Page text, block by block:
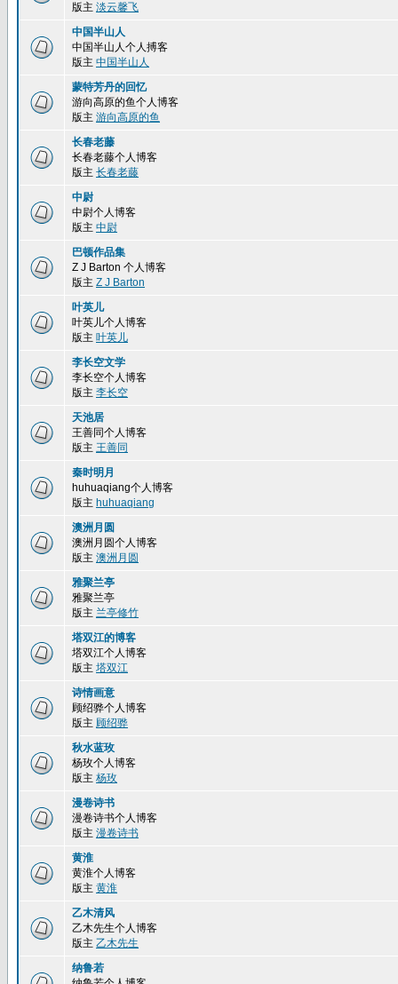
版主 淡云馨飞
中国半山人
中国半山人个人搏客
版主 中国半山人
蒙特芳丹的回忆
游向高原的鱼个人博客
版主 游向高原的鱼
长春老藤
长春老藤个人博客
版主 长春老藤
中尉
中尉个人博客
版主 中尉
巴顿作品集
Z J Barton 个人博客
版主 Z J Barton
叶英儿
叶英儿个人博客
版主 叶英儿
李长空文学
李长空个人博客
版主 李长空
天池居
王善同个人博客
版主 王善同
秦时明月
huhuaqiang个人博客
版主 huhuaqiang
澳洲月圆
澳洲月圆个人博客
版主 澳洲月圆
雅聚兰亭
雅聚兰亭
版主 兰亭修竹
塔双江的博客
塔双江个人博客
版主 塔双江
诗情画意
顾绍骅个人博客
版主 顾绍骅
秋水蓝玫
杨玫个人博客
版主 杨玫
漫卷诗书
漫卷诗书个人博客
版主 漫卷诗书
黄淮
黄淮个人博客
版主 黄淮
乙木清风
乙木先生个人博客
版主 乙木先生
纳鲁若